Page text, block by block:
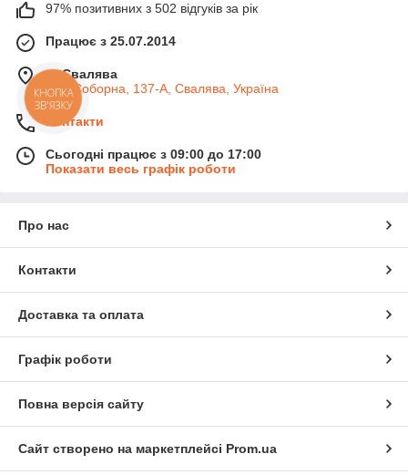
97% позитивних з 502 відгуків за рік
Працює з 25.07.2014
м. Свалява
вул. Соборна, 137-А, Свалява, Україна
Контакти
Сьогодні працює з 09:00 до 17:00
Показати весь графік роботи
Про нас
Контакти
Доставка та оплата
Графік роботи
Повна версія сайту
Сайт створено на маркетплейсі Prom.ua
КНОПКА
ЗВ'ЯЗКУ